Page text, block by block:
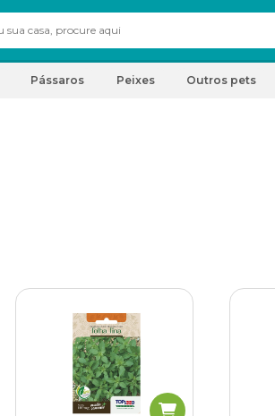
Pássaros Peixes Outros pets